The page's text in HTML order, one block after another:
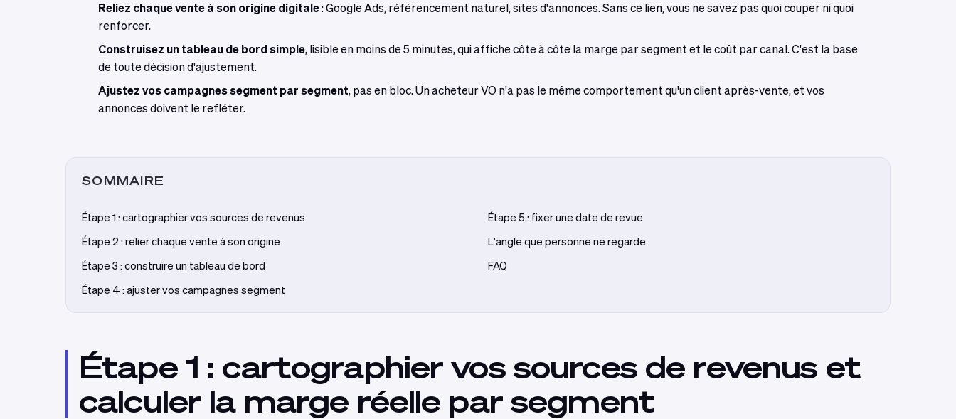
Reliez chaque vente à son origine digitale: Google Ads, référencement naturel, sites d'annonces. Sans ce lien, vous ne savez pas quoi couper ni quoi
renforcer.
Construisez un tableau de bord simple , lisible en moins de 5 minutes, qui affiche côte à côte la marge par segment et le coût par canal. C'est la base
de toute décision d'ajustement.
Ajustez vos campagnes segment par segment , pas en bloc. Un acheteur VO n'a pas le même comportement qu'un client après-vente, et vos
annonces doivent le refléter.
SOMMAIRE
Étape 1 : cartographier vos sources de revenus
Étape 2 : relier chaque vente à son origine
Étape 3 : construire un tableau de bord
Étape 4 : ajuster vos campagnes segment
Étape 5 : fixer une date de revue
L'angle que personne ne regarde
FAQ
Étape 1 : cartographier vos sources de revenus et
calculer la marge réelle par segment